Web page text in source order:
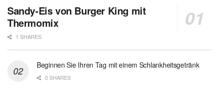
Sandy-Eis von Burger King mit
Thermomix
1 SHARES
Beginnen Sie Ihren Tag mit einem Schlankheitsgetränk
0 SHARES